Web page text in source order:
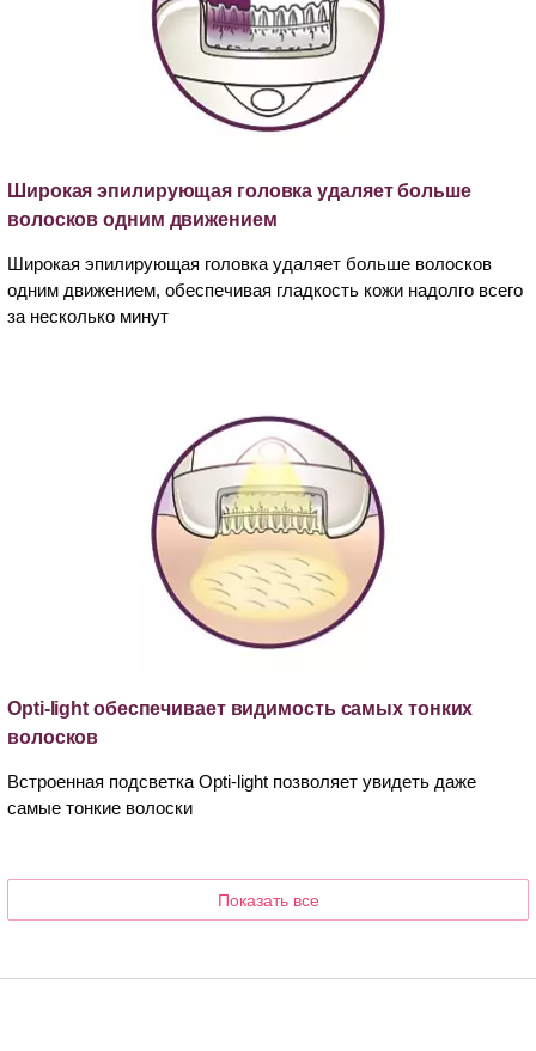
Широкая эпилирующая головка удаляет больше
волосков одним движением
Широкая эпилирующая головка удаляет больше волосков
одним движением, обеспечивая гладкость кожи надолго всего
за несколько минут
Opti-light обеспечивает видимость самых тонких
волосков
Встроенная подсветка Opti-light позволяет увидеть даже
самые тонкие волоски
Показать все